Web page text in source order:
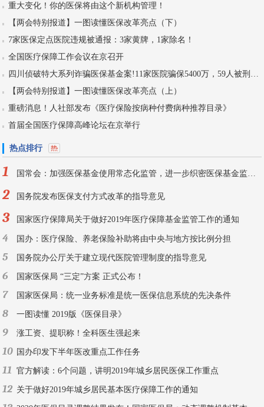
重大变化！你的医保将由这个新机构管理！
【两会特别报道】一图读懂医保改革亮点（下）
7家医保定点医院违规被通报：3家黄牌，1家除名！
全国医疗保障工作会议在京召开
【两会特别报道】一图读懂医保改革亮点（上）
重磅消息！人社部发布《医疗保险按病种付费病种推荐目录》
首届全国医疗保障高峰论坛在京举行
热点排行
1 国常会：加强医保基金使用常态化监管，进一步织密医保基金监管网
2 国务院发布医保支付方式改革的指导意见
3 国家医疗保障局关于做好2019年医疗保障基金监管工作的通知
4 国办：医疗保险、养老保险补助将由中央与地方按比例分担
5 国务院办公厅关于建立现代医院管理制度的指导意见
6 国家医保局 “三定”方案 正式公布！
7 国家医保局：统一业务标准是统一医保信息系统的先决条件
8 一图读懂 2019版《医保目录》
9 涨工资、提职称！全科医生强起来
10 国办印发下半年医改重点工作任务
11 官方解读：6个问题，讲明2019年城乡居民医保工作重点
12 关于做好2019年城乡居民基本医疗保障工作的通知